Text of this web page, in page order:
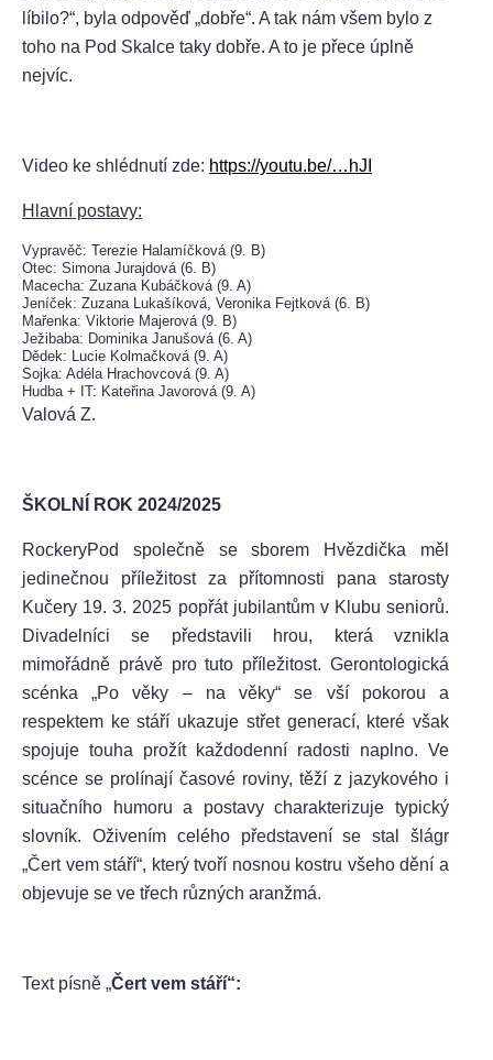
líbilo?“, byla odpověď „dobře“. A tak nám všem bylo z
toho na Pod Skalce taky dobře. A to je přece úplně
nejvíc.
Video ke shlédnutí zde: https://youtu.be/…hJI
Hlavní postavy:
Vypravěč: Terezie Halamíčková (9. B)
Otec: Simona Jurajdová (6. B)
Macecha: Zuzana Kubáčková (9. A)
Jeníček: Zuzana Lukašíková, Veronika Fejtková (6. B)
Mařenka: Viktorie Majerová (9. B)
Ježibaba: Dominika Janušová (6. A)
Dědek: Lucie Kolmačková (9. A)
Sojka: Adéla Hrachovcová (9. A)
Hudba + IT: Kateřina Javorová (9. A)
Valová Z.
ŠKOLNÍ ROK 2024/2025
RockeryPod společně se sborem Hvězdička měl
jedinečnou příležitost za přítomnosti pana starosty
Kučery 19. 3. 2025 popřát jubilantům v Klubu seniorů.
Divadelníci se představili hrou, která vznikla
mimořádně právě pro tuto příležitost. Gerontologická
scénka „Po věky – na věky“ se vší pokorou a
respektem ke stáří ukazuje střet generací, které však
spojuje touha prožít každodenní radosti naplno. Ve
scénce se prolínají časové roviny, těží z jazykového i
situačního humoru a postavy charakterizuje typický
slovník. Oživením celého představení se stal šlágr
„Čert vem stáří“, který tvoří nosnou kostru všeho dění a
objevuje se ve třech různých aranžmá.
Text písně „Čert vem stáří“: